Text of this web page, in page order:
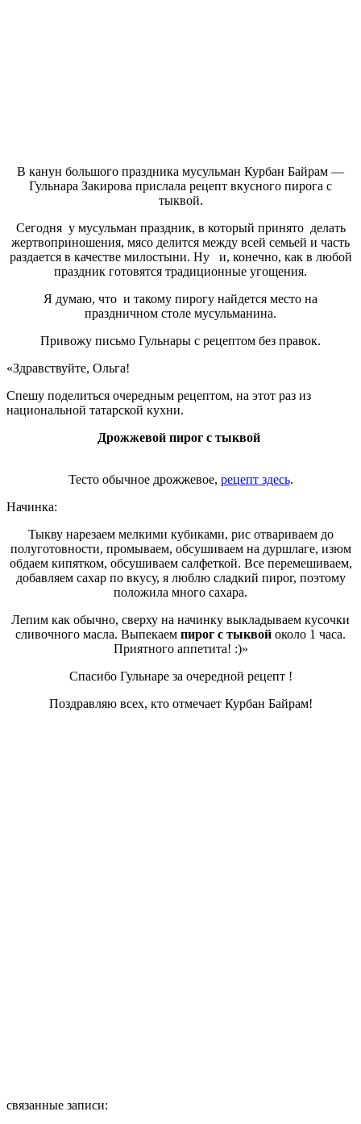
В канун большого праздника мусульман Курбан Байрам —
Гульнара Закирова прислала рецепт вкусного пирога с
тыквой.
Сегодня у мусульман праздник, в который принято делать
жертвоприношения, мясо делится между всей семьей и часть
раздается в качестве милостыни. Ну и, конечно, как в любой
праздник готовятся традиционные угощения.
Я думаю, что и такому пирогу найдется место на
праздничном столе мусульманина.
Привожу письмо Гульнары с рецептом без правок.
«Здравствуйте, Ольга!
Спешу поделиться очередным рецептом, на этот раз из
национальной татарской кухни.
Дрожжевой пирог с тыквой
Тесто обычное дрожжевое, рецепт здесь.
Начинка:
Тыкву нарезаем мелкими кубиками, рис отвариваем до
полуготовности, промываем, обсушиваем на дуршлаге, изюм
обдаем кипятком, обсушиваем салфеткой. Все перемешиваем,
добавляем сахар по вкусу, я люблю сладкий пирог, поэтому
положила много сахара.
Лепим как обычно, сверху на начинку выкладываем кусочки
сливочного масла. Выпекаем пирог с тыквой около 1 часа.
Приятного аппетита! :)»
Спасибо Гульнаре за очередной рецепт !
Поздравляю всех, кто отмечает Курбан Байрам!
связанные записи: